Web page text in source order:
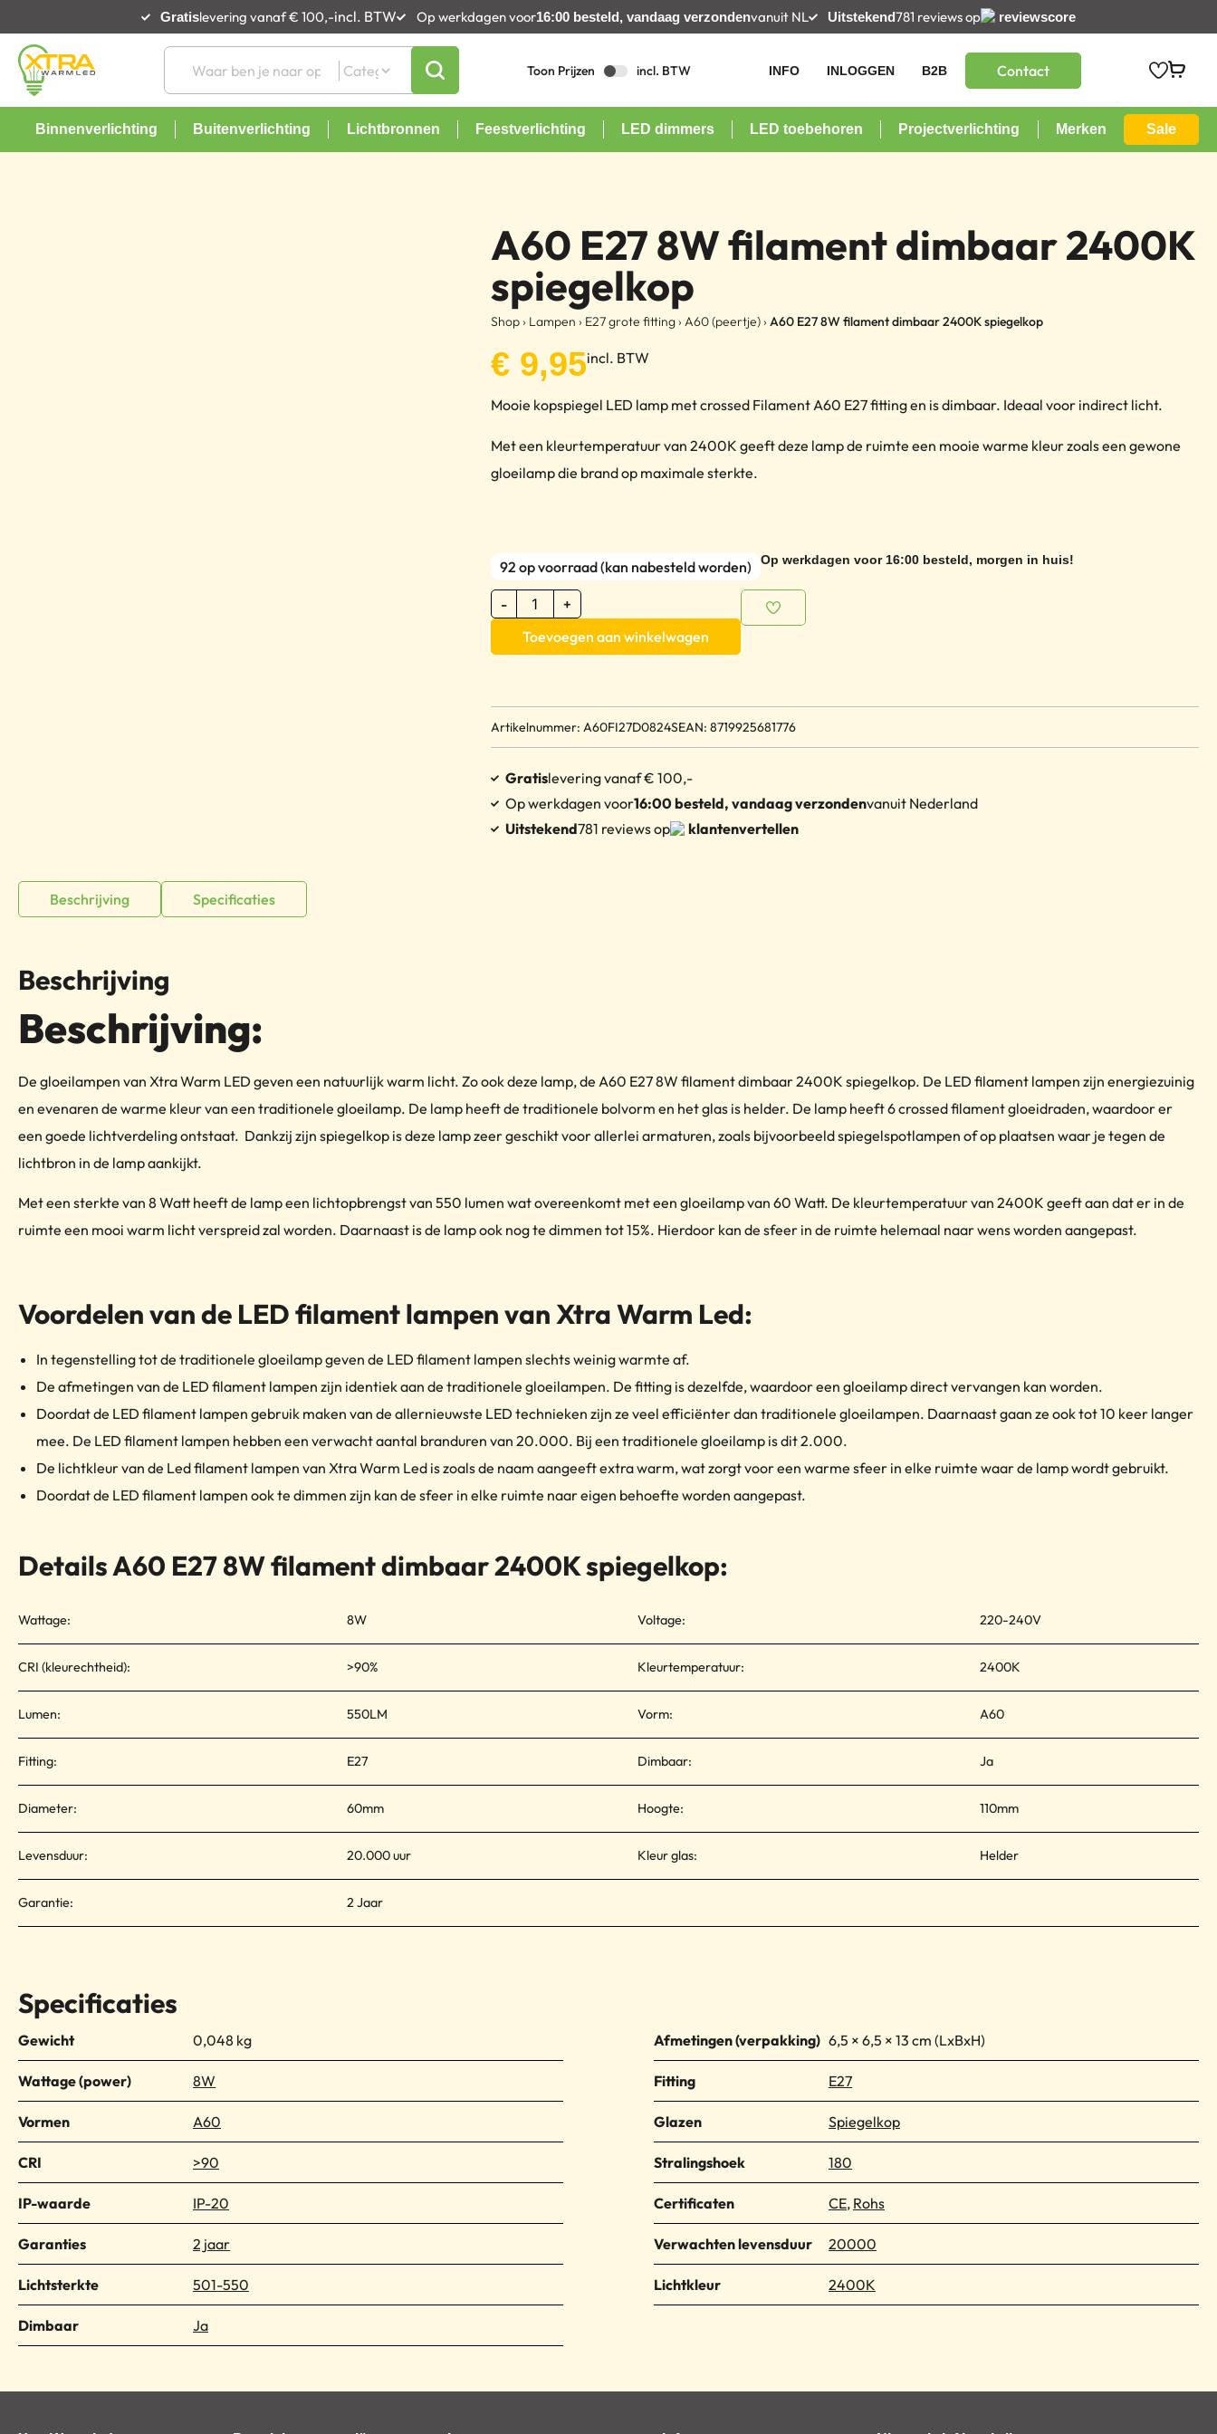
Gratislevering vanaf € 100,-incl. BTW Op werkdagen voor16:00 besteld, vandaag verzondenvanuit NL Uitstekend781 reviews op reviewscore
Toon Prijzen incl. BTW INFO INLOGGEN B2B Contact
Binnenverlichting Buitenverlichting Lichtbronnen Feestverlichting LED dimmers LED toebehoren Projectverlichting Merken Sale
A60 E27 8W filament dimbaar 2400K
spiegelkop
Shop› Lampen › E27 grote fitting› A60 (peertje)› A60 E27 8W filament dimbaar 2400K spiegelkop
€9,95incl. BTW
Mooie kopspiegel LED lamp met crossed Filament A60 E27 fitting en is dimbaar. Ideaal voor indirect licht.
Met een kleurtemperatuur van 2400K geeft deze lamp de ruimte een mooie warme kleur zoals een gewone
gloeilamp die brand op maximale sterkte.
92 op voorraad (kan nabesteld worden) Op werkdagen voor 16:00 besteld, morgen in huis!
-
+
Toevoegen aan winkelwagen
Artikelnummer: A60FI27D0824SEAN: 8719925681776
Gratislevering vanaf € 100,-
Op werkdagen voor16:00 besteld, vandaag verzondenvanuit Nederland
Uitstekend781 reviews op klantenvertellen
Beschrijving Specificaties
Beschrijving
Beschrijving:
De gloeilampen van Xtra Warm LED geven een natuurlijk warm licht. Zo ook deze lamp, de A60 E27 8W filament dimbaar 2400K spiegelkop. De LED filament lampen zijn energiezuinig
en evenaren de warme kleur van een traditionele gloeilamp. De lamp heeft de traditionele bolvorm en het glas is helder. De lamp heeft 6 crossed filament gloeidraden, waardoor er
een goede lichtverdeling ontstaat. Dankzij zijn spiegelkop is deze lamp zeer geschikt voor allerlei armaturen, zoals bijvoorbeeld spiegelspotlampen of op plaatsen waar je tegen de
lichtbron in de lamp aankijkt.
Met een sterkte van 8 Watt heeft de lamp een lichtopbrengst van 550 lumen wat overeenkomt met een gloeilamp van 60 Watt. De kleurtemperatuur van 2400K geeft aan dat er in de
ruimte een mooi warm licht verspreid zal worden. Daarnaast is de lamp ook nog te dimmen tot 15%. Hierdoor kan de sfeer in de ruimte helemaal naar wens worden aangepast.
Voordelen van de LED filament lampen van Xtra Warm Led:
In tegenstelling tot de traditionele gloeilamp geven de LED filament lampen slechts weinig warmte af.
De afmetingen van de LED filament lampen zijn identiek aan de traditionele gloeilampen. De fitting is dezelfde, waardoor een gloeilamp direct vervangen kan worden.
Doordat de LED filament lampen gebruik maken van de allernieuwste LED technieken zijn ze veel efficiënter dan traditionele gloeilampen. Daarnaast gaan ze ook tot 10 keer langer
mee. De LED filament lampen hebben een verwacht aantal branduren van 20.000. Bij een traditionele gloeilamp is dit 2.000.
De lichtkleur van de Led filament lampen van Xtra Warm Led is zoals de naam aangeeft extra warm, wat zorgt voor een warme sfeer in elke ruimte waar de lamp wordt gebruikt.
Doordat de LED filament lampen ook te dimmen zijn kan de sfeer in elke ruimte naar eigen behoefte worden aangepast.
Details A60 E27 8W filament dimbaar 2400K spiegelkop:
Wattage: 8W Voltage: 220-240V
CRI (kleurechtheid): >90% Kleurtemperatuur: 2400K
Lumen: 550LM Vorm: A60
Fitting: E27 Dimbaar: Ja
Diameter: 60mm Hoogte: 110mm
Levensduur: 20.000 uur Kleur glas: Helder
Garantie: 2 Jaar
Specificaties
Gewicht 0,048 kg Afmetingen 6,5 × 6,5 × 13 cm
Wattage (power) 8W Fitting E27
Vormen A60 Glazen Spiegelkop
CRI >90 Stralingshoek 180
IP-waarde IP-20 Certificaten CE, Rohs
Garanties 2 jaar Verwachten levensduur 20000
Lichtsterkte 501-550 Lichtkleur 2400K
Dimbaar Ja